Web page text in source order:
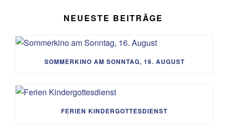
NEUESTE BEITRÄGE
SOMMERKINO AM SONNTAG, 16. AUGUST
FERIEN KINDERGOTTESDIENST